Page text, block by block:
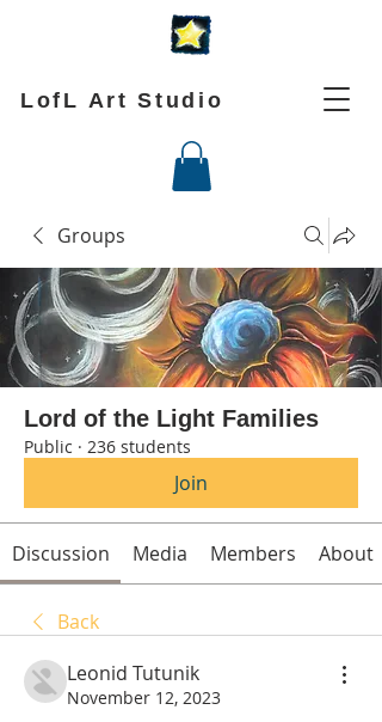
LofL Art Studio
Groups
Lord of the Light Families
Public · 236 students
Join
Discussion Media Members About
Back
Leonid Tutunik
November 12, 2023